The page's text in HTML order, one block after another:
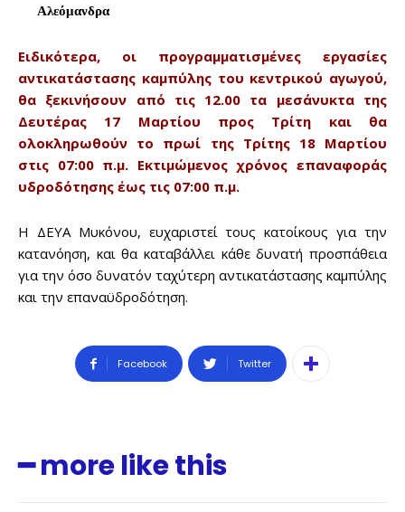
Αλεόμανδρα
Ειδικότερα, οι προγραμματισμένες εργασίες
αντικατάστασης καμπύλης του κεντρικού αγωγού,
θα ξεκινήσουν από τις 12.00 τα μεσάνυκτα της
Δευτέρας 17 Μαρτίου προς Τρίτη και θα
ολοκληρωθούν το πρωί της Τρίτης 18 Μαρτίου
στις 07:00 π.μ. Εκτιμώμενος χρόνος επαναφοράς
υδροδότησης έως τις 07:00 π.μ.
Η ΔΕΥΑ Μυκόνου, ευχαριστεί τους κατοίκους για την
κατανόηση, και θα καταβάλλει κάθε δυνατή προσπάθεια
για την όσο δυνατόν ταχύτερη αντικατάστασης καμπύλης
και την επαναϋδροδότηση.
Facebook Twitter
━ more like this